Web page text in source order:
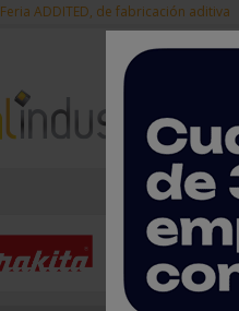
Feria ADDITED, de fabricación aditiva